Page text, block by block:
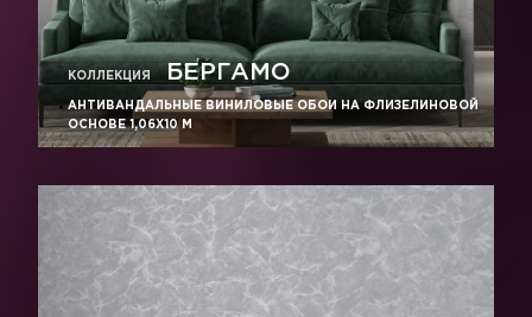
КОЛЛЕКЦИЯ БЕРГАМО
АНТИВАНДАЛЬНЫЕ ВИНИЛОВЫЕ ОБОИ НА ФЛИЗЕЛИНОВОЙ
ОСНОВЕ 1,06Х10 М